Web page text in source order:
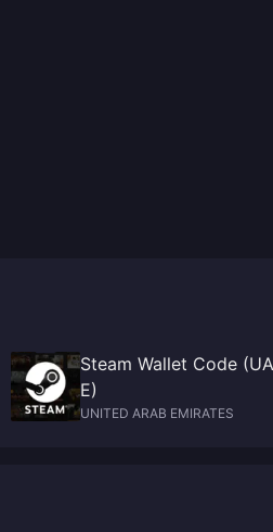
Steam Wallet Code (UA
E)
UNITED ARAB EMIRATES